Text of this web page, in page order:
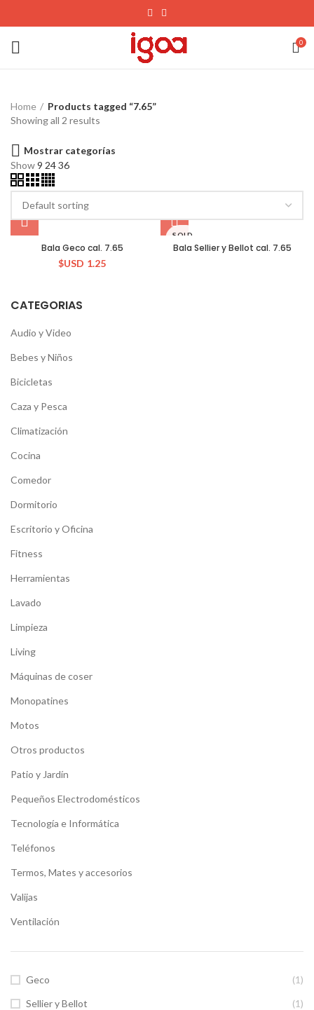
0
CATEGORIAS
Audio y Video
Bebes y Niños
Bicicletas
Caza y Pesca
Climatización
Cocina
Comedor
Dormitorio
Escritorio y Oficina
Fitness
Herramientas
Lavado
Limpieza
Living
Máquinas de coser
Monopatines
Motos
Otros productos
Patio y Jardín
Pequeños Electrodomésticos
Tecnología e Informática
Teléfonos
Termos, Mates y accesorios
Valijas
Ventilación
Geco
(1)
Sellier y Bellot
(1)
Home
Products tagged “7.65”
Showing all 2 results
Mostrar categorías
Show9 2436
Bala Geco cal. 7.65
$USD 1.25
SOLD
OUT
Bala Sellier y Bellot cal. 7.65